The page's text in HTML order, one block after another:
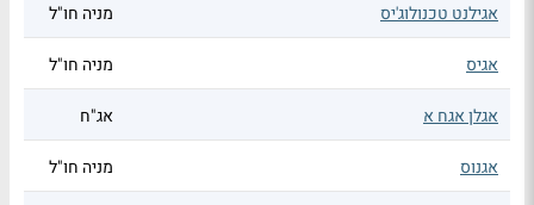
אגילנט טכנולוג'יס מניה חו"ל
אגיס מניה חו"ל
אגלן אגח א אג"ח
אגנוס מניה חו"ל